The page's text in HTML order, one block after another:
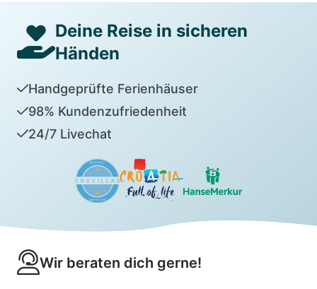
Deine Reise in sicheren
Händen
Handgeprüfte Ferienhäuser
98% Kundenzufriedenheit
24/7 Livechat
Wir beraten dich gerne!